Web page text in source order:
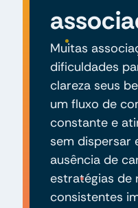
Muitas
dificuldades
clareza seus
um fluxo de
constante e
sem dispersar
ausência de
estratégias de
consistentes